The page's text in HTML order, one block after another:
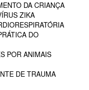
DA CRIANÇA
ZIKA
DO
POR ANIMAIS
DE TRAUMA